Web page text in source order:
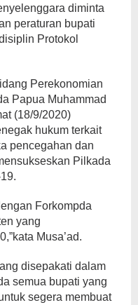
diminta
peraturan bupati
Protokol
Perekonomian
Papua Muhammad
(18/9/2020)
hukum terkait
pencegahan dan
Pilkada
Forkompda
yang
Musa’ad.
disepakati dalam
semua bupati yang
segera membuat